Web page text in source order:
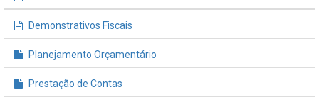
Demonstrativos Fiscais
Planejamento Orçamentário
Prestação de Contas